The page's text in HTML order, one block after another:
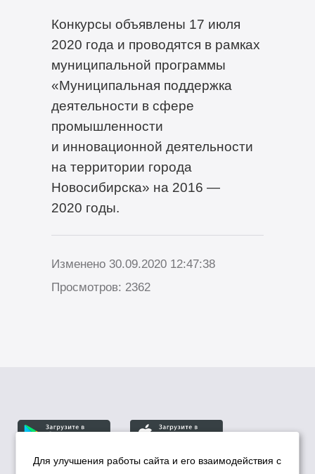
Конкурсы объявлены 17 июля
2020 года и проводятся в рамках
муниципальной программы
«Муниципальная поддержка
деятельности в сфере
промышленности
и инновационной деятельности
на территории города
Новосибирска» на 2016 —
2020 годы.
Изменено 30.09.2020 12:47:38
Просмотров: 2362
Для улучшения работы сайта и его взаимодействия с